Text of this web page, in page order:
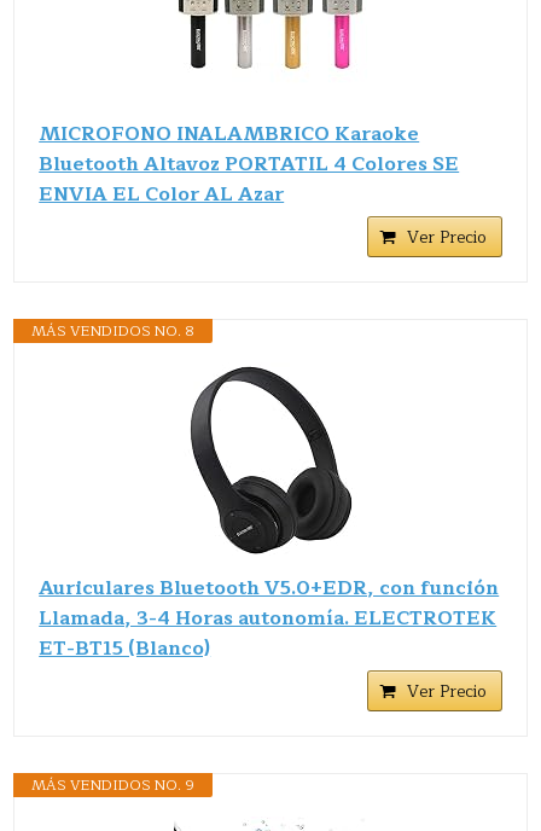
MICROFONO INALAMBRICO Karaoke
Bluetooth Altavoz PORTATIL 4 Colores SE
ENVIA EL Color AL Azar
Ver Precio
MÁS VENDIDOS NO. 8
Auriculares Bluetooth V5.0+EDR, con función
Llamada, 3-4 Horas autonomía. ELECTROTEK
ET-BT15 (Blanco)
Ver Precio
MÁS VENDIDOS NO. 9